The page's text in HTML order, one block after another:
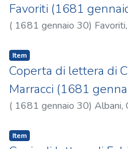
Favoriti (1681
( 1681 gennaio 30)
Item
Coperta di lettera di
Marracci (1681
( 1681 gennaio 30) Albani,
Item